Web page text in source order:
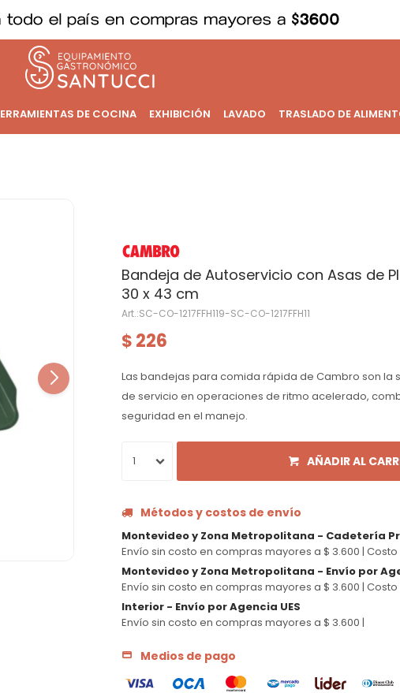
DE COCINA EXHIBICIÓN LAVADO TRASLADO DE
Bandeja de Autoservicio con Asas de
30 x 43 cm
SC-CO-1217FFH119-SC-CO-1217FFH11
$ 226
Las bandejas para comida rápida de Cambro son la
de servicio en operaciones de ritmo acelerado,
seguridad en el manejo.
1 AÑADIR AL
Métodos y costos de envío
Montevideo y Zona Metropolitana - Cadetería
Envío sin costo en compras mayores a $ 3.600 | Costo
Montevideo y Zona Metropolitana - Envío por
Envío sin costo en compras mayores a $ 3.600 | Costo
Interior - Envío por Agencia UES
Envío sin costo en compras mayores a $ 3.600 |
Medios de pago